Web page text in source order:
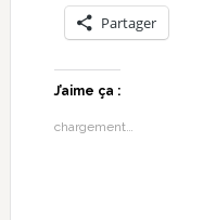
Partager
J’aime ça :
chargement…